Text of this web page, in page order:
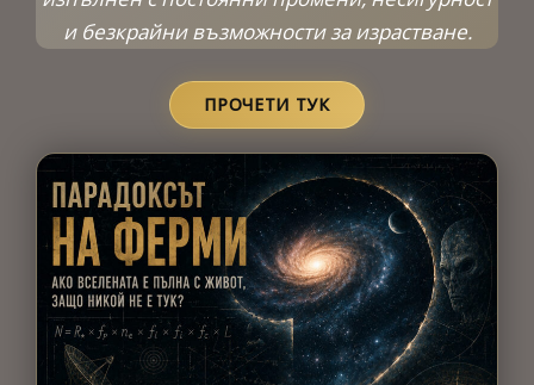
и безкрайни възможности за израстване.
ПРОЧЕТИ ТУК